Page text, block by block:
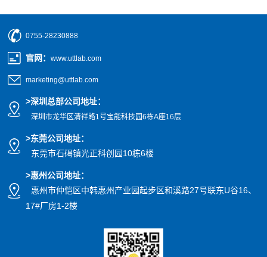
0755-28230888
官网 ：www.uttlab.com
marketing@uttlab.com
>深圳总部公司地址：
深圳市龙华区清祥路1号宝能科技园6栋A座16层
>东莞公司地址：
东莞市石碣镇光正科创园10栋6楼
>惠州公司地址：
惠州市仲恺区中韩惠州产业园起步区和溪路27号联东U谷16、
17#厂房1-2楼